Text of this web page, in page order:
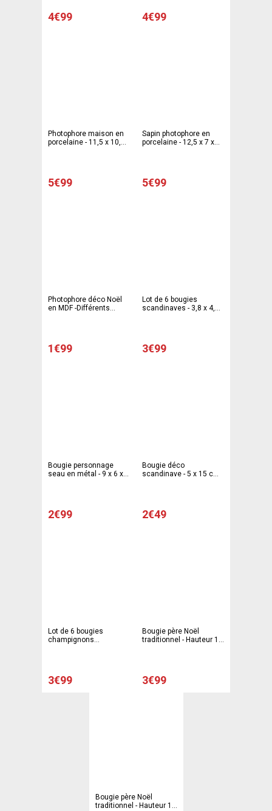
4€99 4€99
Photophore maison en
porcelaine - 11,5 x 10,5
5€99
Sapin photophore en
porcelaine - 12,5 x 7 x
5€99
Photophore déco Noël
en MDF -Différents
1€99
Lot de 6 bougies
scandinaves - 3,8 x 4,2
3€99
Bougie personnage
seau en métal - 9 x 6 x 4
2€99
Bougie déco
scandinave - 5 x 15 cm -
2€49
Lot de 6 bougies
champignons
3€99
Bougie père Noël
traditionnel - Hauteur 14
3€99
Bougie père Noël
traditionnel - Hauteur 10